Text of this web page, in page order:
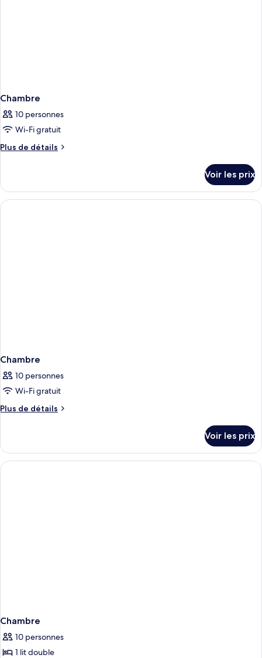
Chambre
10 personnes
Wi-Fi gratuit
Plus de détails
Plus
le
type
de
Voir les prix
Chambre
10 personnes
Wi-Fi gratuit
Plus de détails
Plus
le
type
de
Voir les prix
Chambre
10 personnes
1 lit double